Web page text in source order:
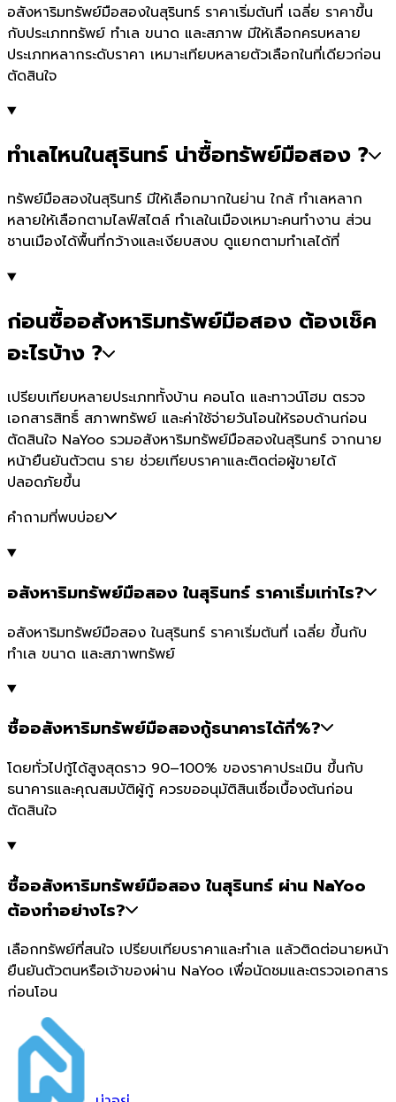
อสังหาริมทรัพย์มือสองในสุรินทร์ ราคาเริ่มต้นที่ เฉลี่ย ราคาขึ้น
กับประเภททรัพย์ ทำเล ขนาด และสภาพ มีให้เลือกครบหลาย
ประเภทหลากระดับราคา เหมาะเทียบหลายตัวเลือกในที่เดียวก่อน
ตัดสินใจ
ทำเลไหนในสุรินทร์ น่าซื้อทรัพย์มือสอง ?
ทรัพย์มือสองในสุรินทร์ มีให้เลือกมากในย่าน ใกล้ ทำเลหลาก
หลายให้เลือกตามไลฟ์สไตล์ ทำเลในเมืองเหมาะคนทำงาน ส่วน
ชานเมืองได้พื้นที่กว้างและเงียบสงบ ดูแยกตามทำเลได้ที่
ก่อนซื้ออสังหาริมทรัพย์มือสอง ต้องเช็ค
อะไรบ้าง ?
เปรียบเทียบหลายประเภททั้งบ้าน คอนโด และทาวน์โฮม ตรวจ
เอกสารสิทธิ์ สภาพทรัพย์ และค่าใช้จ่ายวันโอนให้รอบด้านก่อน
ตัดสินใจ NaYoo รวมอสังหาริมทรัพย์มือสองในสุรินทร์ จากนาย
หน้ายืนยันตัวตน ราย ช่วยเทียบราคาและติดต่อผู้ขายได้
ปลอดภัยขึ้น
คำถามที่พบบ่อย
อสังหาริมทรัพย์มือสอง ในสุรินทร์ ราคาเริ่มเท่าไร?
อสังหาริมทรัพย์มือสอง ในสุรินทร์ ราคาเริ่มต้นที่ เฉลี่ย ขึ้นกับ
ทำเล ขนาด และสภาพทรัพย์
ซื้ออสังหาริมทรัพย์มือสองกู้ธนาคารได้กี่%?
โดยทั่วไปกู้ได้สูงสุดราว 90–100% ของราคาประเมิน ขึ้นกับ
ธนาคารและคุณสมบัติผู้กู้ ควรขออนุมัติสินเชื่อเบื้องต้นก่อน
ตัดสินใจ
ซื้ออสังหาริมทรัพย์มือสอง ในสุรินทร์ ผ่าน NaYoo
ต้องทำอย่างไร?
เลือกทรัพย์ที่สนใจ เปรียบเทียบราคาและทำเล แล้วติดต่อนายหน้า
ยืนยันตัวตนหรือเจ้าของผ่าน NaYoo เพื่อนัดชมและตรวจเอกสาร
ก่อนโอน